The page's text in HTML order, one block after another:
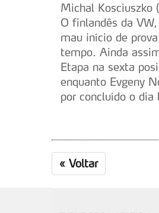
Michal Kosciuszko
O finlandês da
mau início de
tempo. Ainda
Etapa na sexta
enquanto Evgeny
por concluído o dia
« Voltar